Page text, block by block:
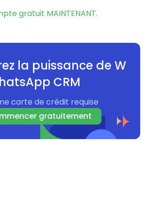
gratuit MAINTENANT.
la puissance de W
hatsApp CRM
carte de crédit requise
gratuitement